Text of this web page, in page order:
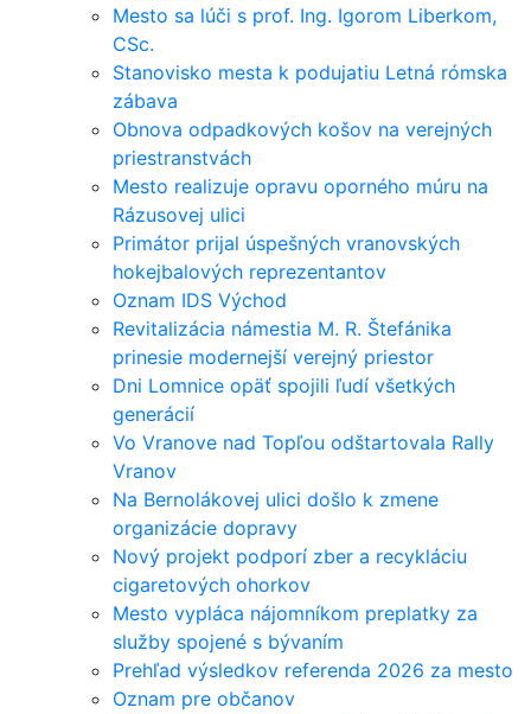
Mesto sa lúči s prof. Ing. Igorom Liberkom,
CSc.
Stanovisko mesta k podujatiu Letná rómska
zábava
Obnova odpadkových košov na verejných
priestranstvách
Mesto realizuje opravu oporného múru na
Rázusovej ulici
Primátor prijal úspešných vranovských
hokejbalových reprezentantov
Oznam IDS Východ
Revitalizácia námestia M. R. Štefánika
prinesie modernejší verejný priestor
Dni Lomnice opäť spojili ľudí všetkých
generácií
Vo Vranove nad Topľou odštartovala Rally
Vranov
Na Bernolákovej ulici došlo k zmene
organizácie dopravy
Nový projekt podporí zber a recykláciu
cigaretových ohorkov
Mesto vypláca nájomníkom preplatky za
služby spojené s bývaním
Prehľad výsledkov referenda 2026 za mesto
Oznam pre občanov